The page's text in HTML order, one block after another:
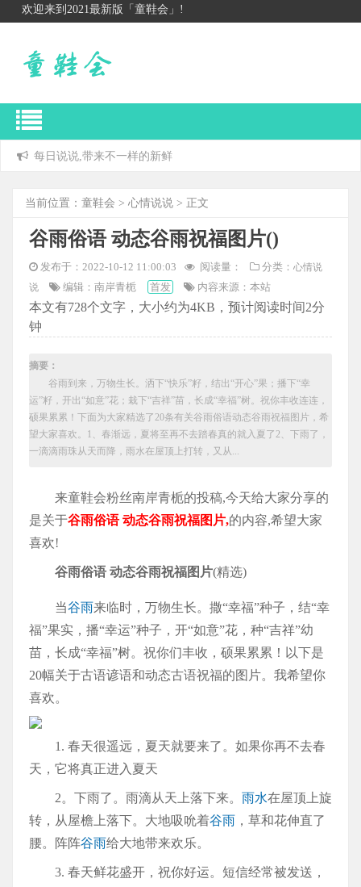
欢迎来到2021最新版「童鞋会」!
每日说说,带来不一样的新鲜
当前位置： 童鞋会 > 心情说说 > 正文
谷雨俗语 动态谷雨祝福图片()
发布于：2022-10-12 11:00:03 阅读量： 分类： 心情说
说
编辑：南岸青栀 首发 内容来源：本站
本文有728个文字，大小约为4KB，预计阅读时间2分
钟
摘要：
谷雨到来，万物生长。洒下“快乐”籽，结出“开心”果；播下“幸
运”籽，开出“如意”花；栽下“吉祥”苗，长成“幸福”树。祝你丰收连连，
硕果累累！下面为大家精选了20条有关谷雨俗语动态谷雨祝福图片，希
望大家喜欢。1、春渐远，夏将至再不去踏春真的就入夏了2、下雨了，
一滴滴雨珠从天而降，雨水在屋顶上打转，又从...
来童鞋会粉丝南岸青栀的投稿,今天给大家分享的
是关于谷雨俗语 动态谷雨祝福图片,的内容,希望大家
喜欢!
谷雨俗语 动态谷雨祝福图片(精选)
当谷雨来临时，万物生长。撒“幸福”种子，结“幸
福”果实，播“幸运”种子，开“如意”花，种“吉祥”幼
苗，长成“幸福”树。祝你们丰收，硕果累累！以下是
20幅关于古语谚语和动态古语祝福的图片。我希望你
喜欢。
1. 春天很遥远，夏天就要来了。如果你再不去春
天，它将真正进入夏天
2。下雨了。雨滴从天上落下来。 雨水在屋顶上旋
转，从屋檐上落下。大地吸吮着谷雨 ，草和花伸直了
腰。阵阵谷雨给大地带来欢乐。
3. 春天鲜花盛开，祝你好运。短信经常被发送，